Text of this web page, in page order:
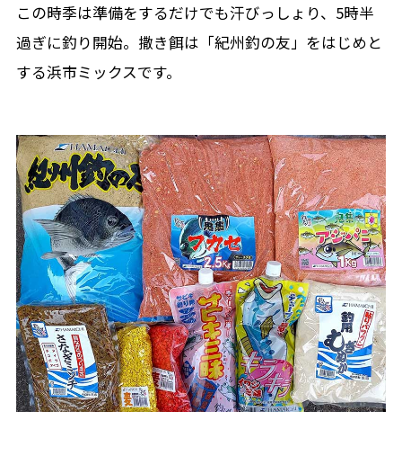
この時季は準備をするだけでも汗びっしょり、5時半
過ぎに釣り開始。撒き餌は「紀州釣の友」をはじめと
する浜市ミックスです。